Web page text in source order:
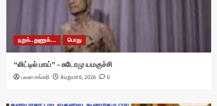
நறுக்..துணுக்... பொது
“லிட்டில் பாய்” – சுடோமு யமகுச்சி
பவள சங்கரி August 6, 2026 0